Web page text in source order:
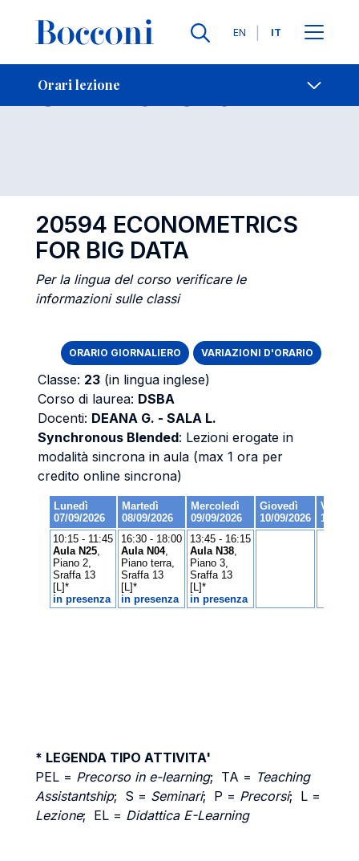
Lingue
EN IT
Orari lezione
-
Orari lezione Open
20594 ECONOMETRICS
FOR BIG DATA
Per la lingua del corso verificare le
informazioni sulle classi
ORARIO GIORNALIERO VARIAZIONI D'ORARIO
Classe: 23 (in lingua inglese)
Corso di laurea: DSBA
Docenti: DEANA G. - SALA L.
Synchronous Blended: Lezioni erogate in
modalità sincrona in aula (max 1 ora per
credito online sincrona)
* LEGENDA TIPO ATTIVITA'
PEL = Precorso in e-learning; TA = Teaching
Assistantship; S = Seminari; P = Precorsi; L =
Lezione; EL = Didattica E-Learning